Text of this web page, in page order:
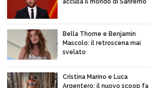
accusa il mondo di Sanremo
Bella Thorne e Benjamin
Mascolo: il retroscena mai
svelato
Cristina Marino e Luca
Argentero: il nuovo scoop fa